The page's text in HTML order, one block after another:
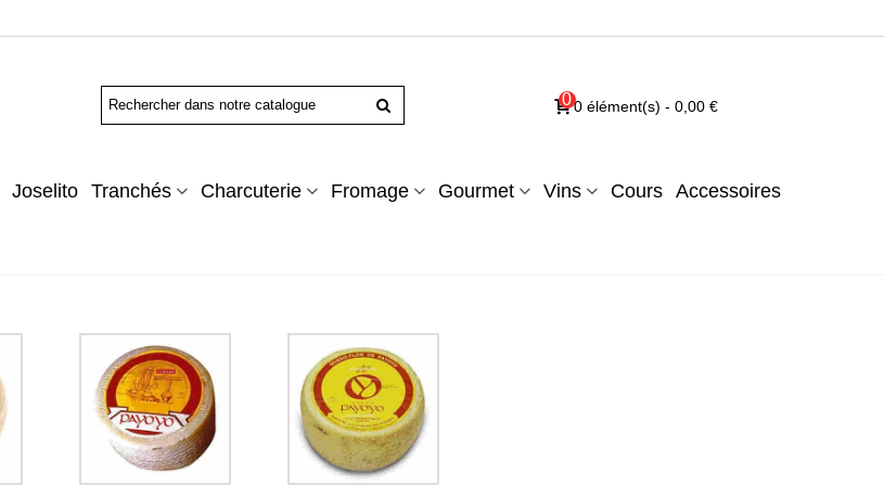
00 élément(s) - 0,00 €
Joselito Tranchés Charcuterie Fromage Gourmet Vins Cours Accessoires